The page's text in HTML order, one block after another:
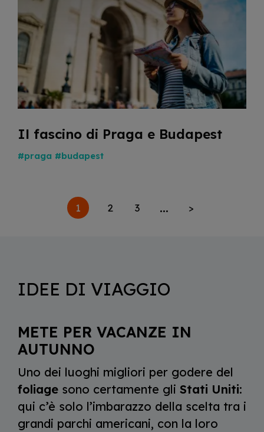
Il fascino di Praga e Budapest
#praga #budapest
1 2 3 ... >
IDEE DI VIAGGIO
METE PER VACANZE IN
AUTUNNO
Uno dei luoghi migliori per godere del
foliagesono certamente gli Stati Uniti:
qui c’è solo l’imbarazzo della scelta tra i
grandi parchi americani, con la loro